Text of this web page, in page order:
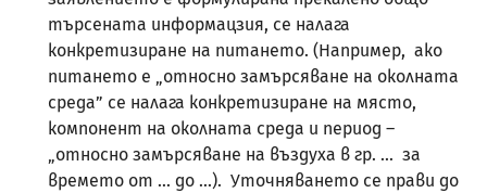
търсената информацзия, се налага
конкретизиране на питането. (Например, ако
питането е „относно замърсяване на околната
среда” се налага конкретизиране на място,
компонент на околната среда и период –
„относно замърсяване на въздуха в гр. ... за
времето от ... до ...). Уточняването се прави до